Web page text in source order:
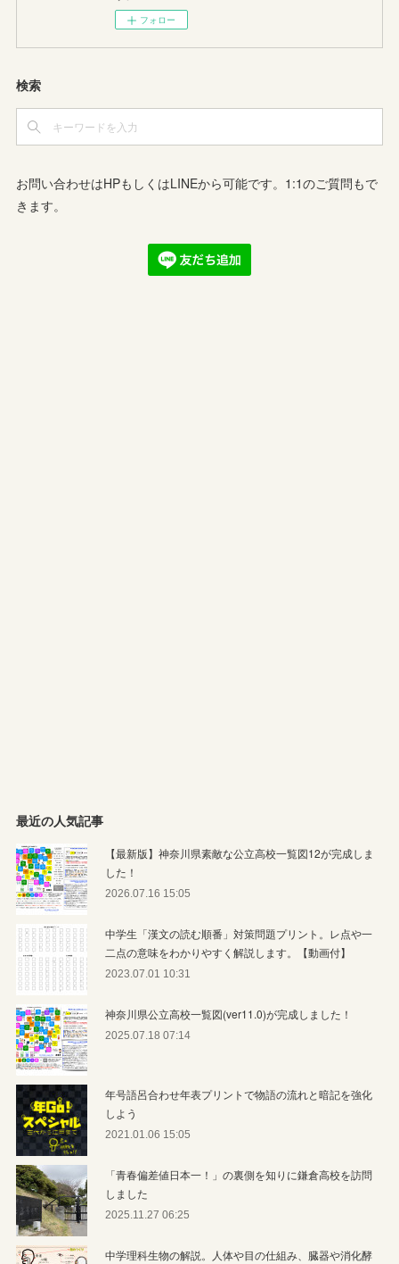
フォロー
検索
お問い合わせはHPもしくはLINEから可能です。1:1のご質問もで
きます。
最近の人気記事
【最新版】神奈川県素敵な公立高校一覧図12が完成しま
した！
2026.07.16 15:05
中学生「漢文の読む順番」対策問題プリント。レ点や一
二点の意味をわかりやすく解説します。【動画付】
2023.07.01 10:31
神奈川県公立高校一覧図(ver11.0)が完成しました！
2025.07.18 07:14
年号語呂合わせ年表プリントで物語の流れと暗記を強化
しよう
2021.01.06 15:05
「青春偏差値日本一！」の裏側を知りに鎌倉高校を訪問
しました
2025.11.27 06:25
中学理科生物の解説。人体や目の仕組み、臓器や消化酵